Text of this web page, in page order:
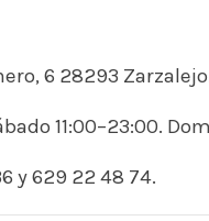
6 28293
11:00–23:00.
y 629 22 48 74.